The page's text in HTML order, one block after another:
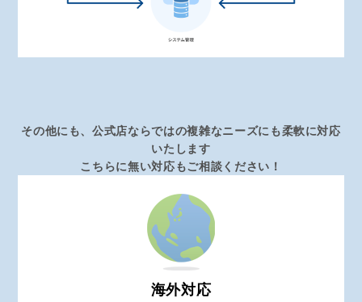
その他にも、公式店ならではの複雑なニーズにも柔軟に対応
いたします
こちらに無い対応もご相談ください！
海外対応